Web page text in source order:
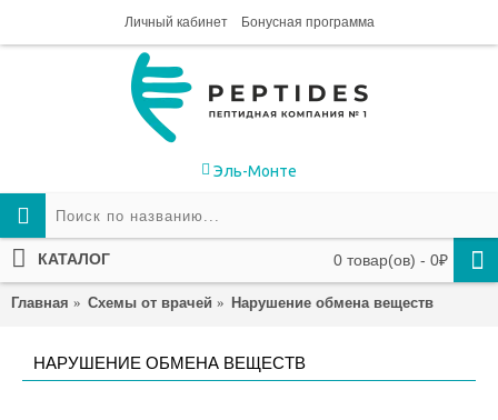
Личный кабинет Бонусная программа
Эль-Монте
0 товар(ов) - 0₽
КАТАЛОГ
Главная Схемы от врачей Нарушение обмена веществ
НАРУШЕНИЕ ОБМЕНА ВЕЩЕСТВ